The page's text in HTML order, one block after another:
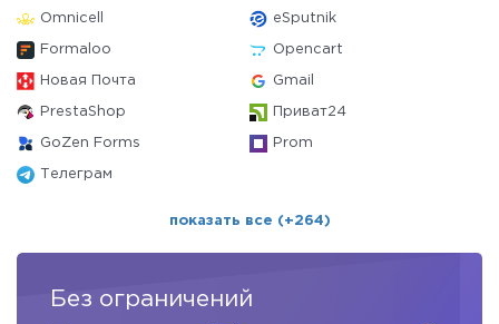
Omnicell eSputnik
Formaloo Opencart
Новая Почта Gmail
PrestaShop Приват24
GoZen Forms Prom
Телеграм
показать все (+264)
Без ограничений